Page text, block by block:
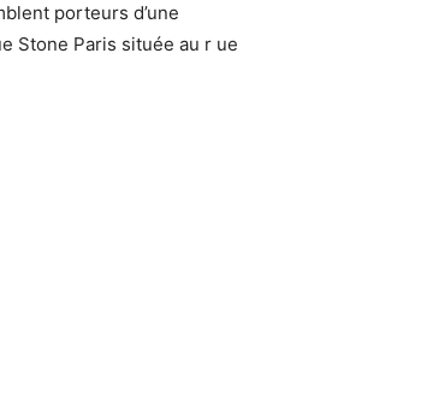
porteurs d’une
Stone Paris située au r ue